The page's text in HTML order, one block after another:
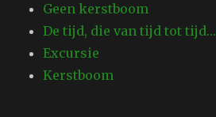
Geen kerstboom
De tijd, die van tijd tot tijd…
Excursie
Kerstboom